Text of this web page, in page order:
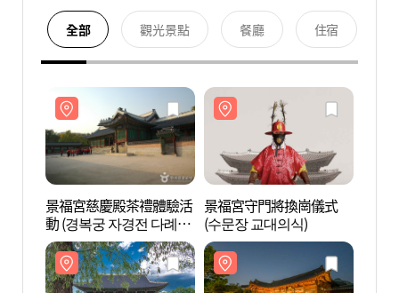
全部 觀光景點 餐廳 住宿
景福宮慈慶殿茶禮體驗活
動 (경복궁 자경전 다례체
험행사)
景福宮守門將換崗儀式
(수문장 교대의식)